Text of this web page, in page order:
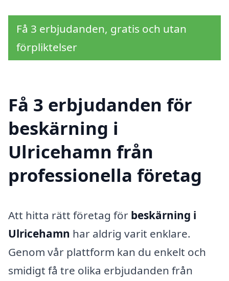
Få 3 erbjudanden, gratis och utan
förpliktelser
Få 3 erbjudanden för
beskärning i
Ulricehamn från
professionella företag
Att hitta rätt företag för beskärning i
Ulricehamn har aldrig varit enklare.
Genom vår plattform kan du enkelt och
smidigt få tre olika erbjudanden från